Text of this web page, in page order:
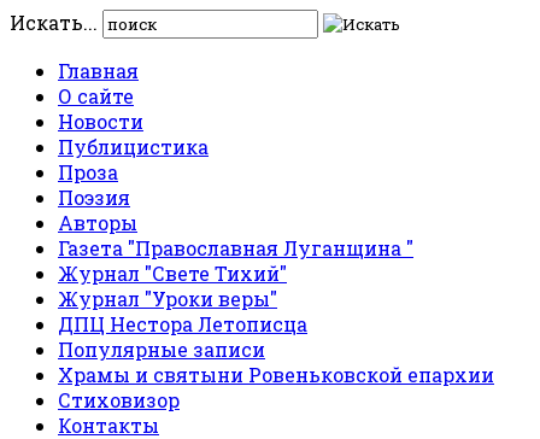
Искать...
Главная
О сайте
Новости
Публицистика
Проза
Поэзия
Авторы
Газета "Православная Луганщина "
Журнал "Свете Тихий"
Журнал "Уроки веры"
ДПЦ Нестора Летописца
Популярные записи
Храмы и святыни Ровеньковской епархии
Стиховизор
Контакты